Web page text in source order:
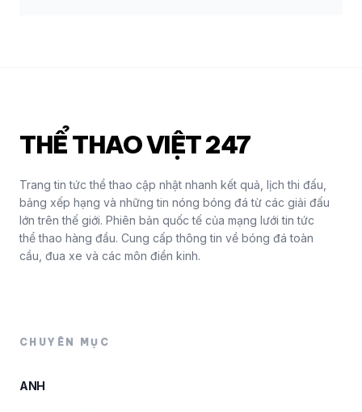
THỂ THAO VIỆT 247
Trang tin tức thể thao cập nhật nhanh kết quả, lịch thi đấu,
bảng xếp hạng và những tin nóng bóng đá từ các giải đấu
lớn trên thế giới. Phiên bản quốc tế của mạng lưới tin tức
thể thao hàng đầu. Cung cấp thông tin về bóng đá toàn
cầu, đua xe và các môn điền kinh.
CHUYÊN MỤC
ANH